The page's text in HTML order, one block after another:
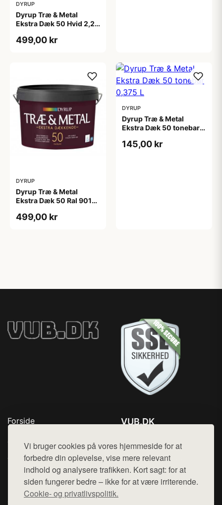
Vi bruger cookies på vores hjemmeside for at
forbedre din oplevelse, vise mere relevant
indhold og analysere trafikken. Kort sagt: for at
siden fungerer bedre – ikke for at være irriterende.
Cookie- og privatlivspolitik.
DYRUP
Dyrup Træ & Metal
Ekstra Dæk 50 Hvid 2,25
499,00 kr
DYRUP
Dyrup Træ & Metal
Ekstra Dæk 50 Ral 9010
499,00 kr
DYRUP
Dyrup Træ & Metal
Ekstra Dæk 50 tonebar
145,00 kr
Forside
Top Rabatter
Jotun maling
Kontakt
VUB.DK
Mail: hej@want.dk
Cookie- og privatlivspolitik